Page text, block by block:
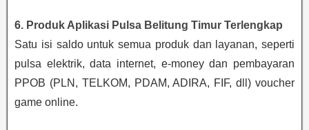
6. Produk Aplikasi Pulsa Belitung Timur Terlengkap
Satu isi saldo untuk semua produk dan layanan, seperti
pulsa elektrik, data internet, e-money dan pembayaran
PPOB (PLN, TELKOM, PDAM, ADIRA, FIF, dll) voucher
game online.